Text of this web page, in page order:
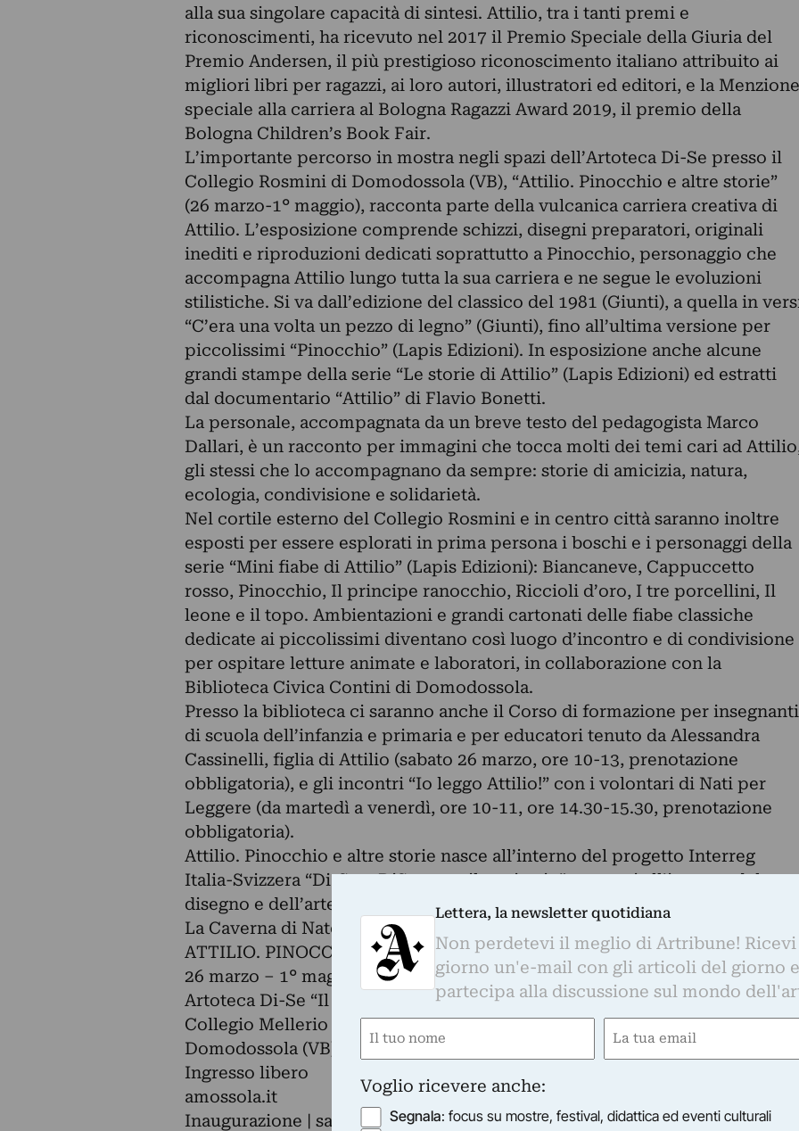
alla sua singolare capacità di sintesi. Attilio, tra i tanti premi e
riconoscimenti, ha ricevuto nel 2017 il Premio Speciale della Giuria del
Premio Andersen, il più prestigioso riconoscimento italiano attribuito ai
migliori libri per ragazzi, ai loro autori, illustratori ed editori, e la Menzione
speciale alla carriera al Bologna Ragazzi Award 2019, il premio della
Bologna Children’s Book Fair.
L’importante percorso in mostra negli spazi dell’Artoteca Di-Se presso il
Collegio Rosmini di Domodossola (VB), “Attilio. Pinocchio e altre storie”
(26 marzo-1° maggio), racconta parte della vulcanica carriera creativa di
Attilio. L’esposizione comprende schizzi, disegni preparatori, originali
inediti e riproduzioni dedicati soprattutto a Pinocchio, personaggio che
accompagna Attilio lungo tutta la sua carriera e ne segue le evoluzioni
stilistiche. Si va dall’edizione del classico del 1981 (Giunti), a quella in
“C’era una volta un pezzo di legno” (Giunti), fino all’ultima versione per
piccolissimi “Pinocchio” (Lapis Edizioni). In esposizione anche alcune
grandi stampe della serie “Le storie di Attilio” (Lapis Edizioni) ed estratti
dal documentario “Attilio” di Flavio Bonetti.
La personale, accompagnata da un breve testo del pedagogista Marco
Dallari, è un racconto per immagini che tocca molti dei temi cari ad
gli stessi che lo accompagnano da sempre: storie di amicizia, natura,
ecologia, condivisione e solidarietà.
Nel cortile esterno del Collegio Rosmini e in centro città saranno inoltre
esposti per essere esplorati in prima persona i boschi e i personaggi della
serie “Mini fiabe di Attilio” (Lapis Edizioni): Biancaneve, Cappuccetto
rosso, Pinocchio, Il principe ranocchio, Riccioli d’oro, I tre porcellini, Il
leone e il topo. Ambientazioni e grandi cartonati delle fiabe classiche
dedicate ai piccolissimi diventano così luogo d’incontro e di condivisione
per ospitare letture animate e laboratori, in collaborazione con la
Biblioteca Civica Contini di Domodossola.
Presso la biblioteca ci saranno anche il Corso di formazione per insegnanti
di scuola dell’infanzia e primaria e per educatori tenuto da Alessandra
Cassinelli, figlia di Attilio (sabato 26 marzo, ore 10-13, prenotazione
obbligatoria), e gli incontri “Io leggo Attilio!” con i volontari di Nati per
Leggere (da martedì a venerdì, ore 10-11, ore 14.30-15.30, prenotazione
obbligatoria).
Attilio. Pinocchio e altre storie nasce all’interno del progetto Interreg
Italia-Svizzera “Di-Se – DiSegnare il territorio”, tre anni all’insegna del
disegno e dell’arte a cura di Associazione Musei d’Ossola, Museumzentrum
La Caverna di Naters e Associazione Asilo Bianco.
ATTILIO. PINOCCHIO E ALTRE STORIE
26 marzo – 1° maggio
Artoteca Di-Se “Il Refettorio”
Collegio Mellerio Rosmini, via Rosmini 22 (entrata laterale lato posteggio),
Domodossola (VB)
Ingresso libero
amossola.it
Inaugurazione | sabato 26 marzo ore 17
Lettera, la newsletter quotidiana
Non perdetevi il meglio di Artribune!
giorno un'e-mail con gli articoli del giorno
partecipa alla discussione sul mondo
Nome
Email
Voglio ricevere anche:
Segnala: focus su mostre, festival, didattica ed eventi culturali